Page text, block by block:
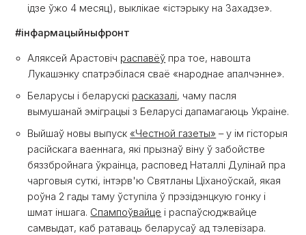
ідзе ўжо 4 месяц), выклікае «істэрыку на Захадзе».
#інфармацыйныфронт
Аляксей Арастовіч распавёў пра тое, навошта
Лукашэнку спатрэбілася сваё «народнае апалчэнне».
Беларусы і беларускі расказалі, чаму пасля
вымушанай эміграцыі з Беларусі дапамагаюць Украіне.
Выйшаў новы выпуск «Честной газеты» – у ім гісторыя
расійскага ваеннага, які прызнаў віну ў забойстве
бяззбройнага ўкраінца, расповед Наталлі Дулінай пра
чарговыя суткі, інтэрв'ю Святланы Ціханоўскай, якая
роўна 2 гады таму ўступіла ў прэзідэнцкую гонку і
шмат іншага. Спампоўвайце і распаўсюджвайце
самвыдат, каб ратаваць беларусаў ад тэлевізара.